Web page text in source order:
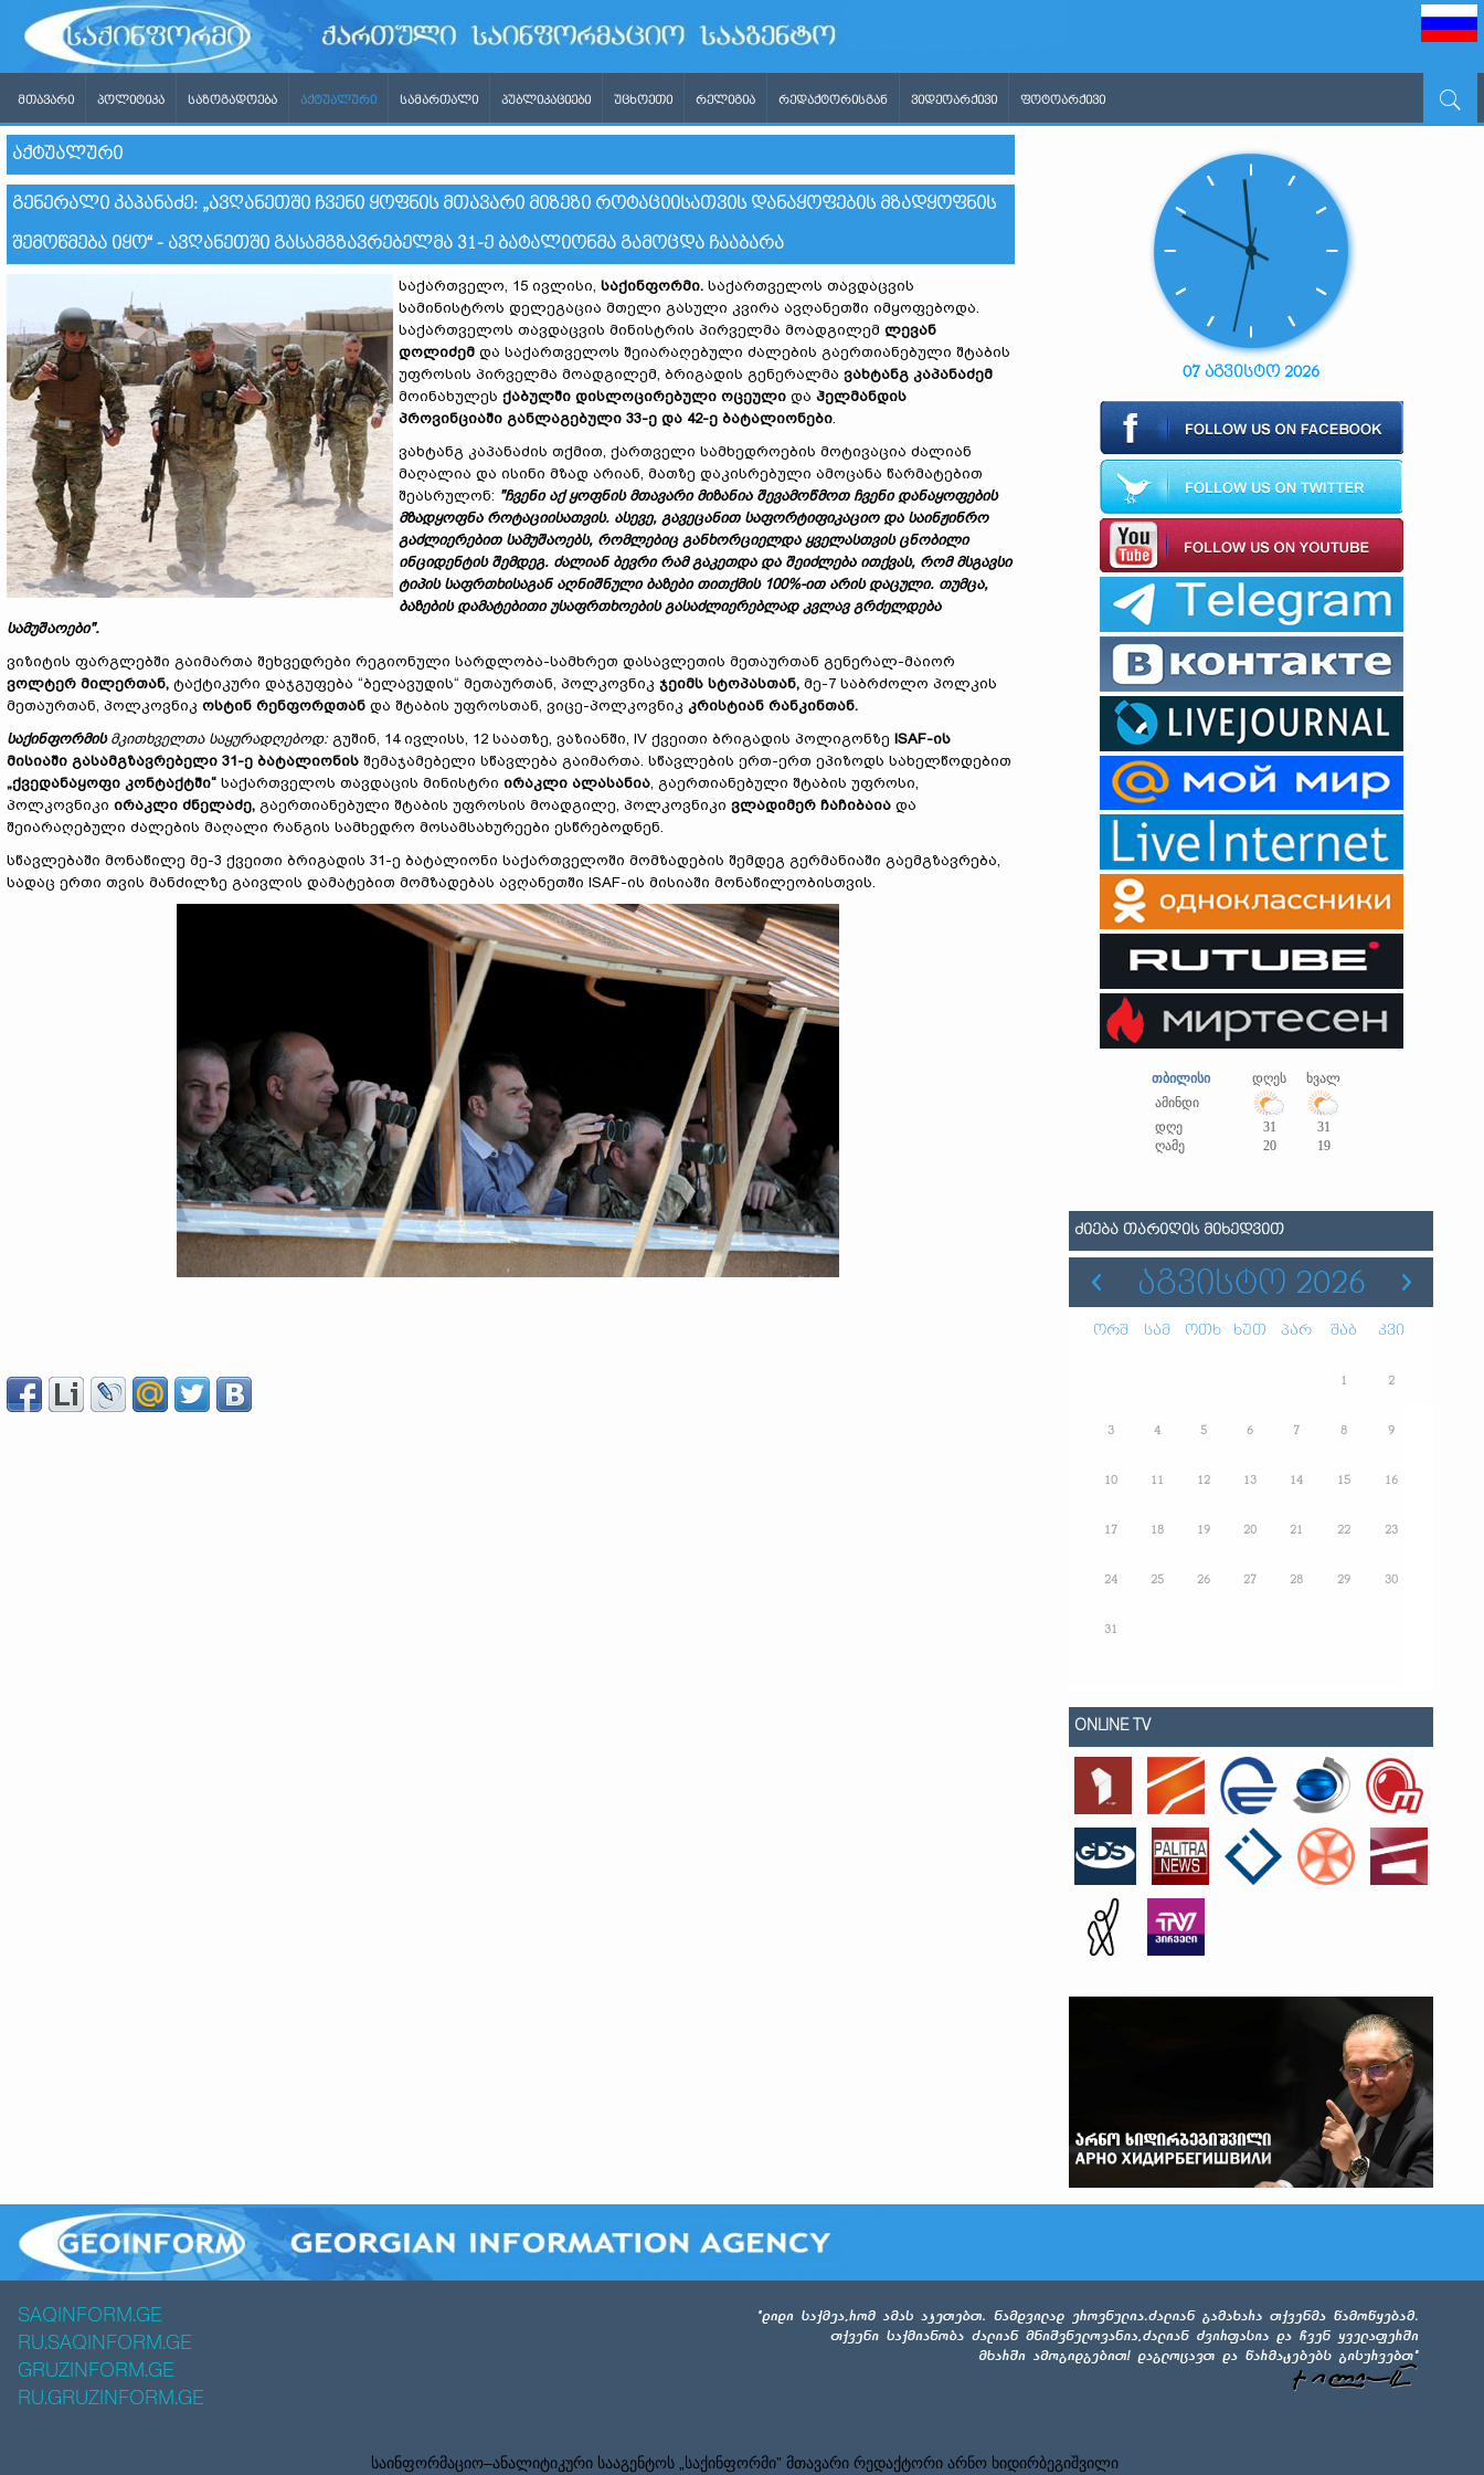
ᲛᲗᲐᲕᲐᲠᲘ ᲞᲝᲚᲘᲢᲘᲙᲐ ᲡᲐᲖᲝᲒᲐᲓᲝᲔᲑᲐ ᲐᲥᲢᲣᲐᲚᲣᲠᲘ ᲡᲐᲛᲐᲠᲗᲐᲚᲘ ᲞᲣᲑᲚᲘᲙᲐᲪᲘᲔᲑᲘ ᲣᲪᲮᲝᲔᲗᲘ ᲠᲔᲚᲘᲒᲘᲐ ᲠᲔᲓᲐᲥᲢᲝᲠᲘᲡᲒᲐᲜ ᲕᲘᲓᲔᲝᲐᲠᲥᲘᲕᲘ ᲤᲝᲢᲝᲐᲠᲥᲘᲕᲘ
ᲐᲥᲢᲣᲐᲚᲣᲠᲘ
ᲒᲔᲜᲔᲠᲐᲚᲘ ᲙᲐᲞᲐᲜᲐᲫᲔ: „ᲐᲕᲦᲐᲜᲔᲗᲨᲘ ᲩᲕᲔᲜᲘ ᲧᲝᲤᲜᲘᲡ ᲛᲗᲐᲕᲐᲠᲘ ᲛᲘᲖᲔᲖᲘ ᲠᲝᲢᲐᲪᲘᲘᲡᲐᲗᲕᲘᲡ ᲓᲐᲜᲐᲧᲝᲤᲔᲑᲘᲡ ᲛᲖᲐᲓᲧᲝᲤᲜᲘᲡ
ᲨᲔᲛᲝᲬᲛᲔᲑᲐ ᲘᲧᲝ“ - ᲐᲕᲦᲐᲜᲔᲗᲨᲘ ᲒᲐᲡᲐᲛᲒᲖᲐᲕᲠᲔᲑᲔᲚᲛᲐ 31-Ე ᲑᲐᲢᲐᲚᲘᲝᲜᲛᲐ ᲒᲐᲛᲝᲪᲓᲐ ᲩᲐᲐᲑᲐᲠᲐ
საქართველო, 15 ივლისი, საქინფორმი. საქართველოს თავდაცვის
სამინისტროს დელეგაცია მთელი გასული კვირა ავღანეთში იმყოფებოდა.
საქართველოს თავდაცვის მინისტრის პირველმა მოადგილემ ლევან
დოლიძემ და საქართველოს შეიარაღებული ძალების გაერთიანებული შტაბის
უფროსის პირველმა მოადგილემ, ბრიგადის გენერალმა ვახტანგ კაპანაძემ
მოინახულეს ქაბულში დისლოცირებული ოცეული და ჰელმანდის
პროვინციაში განლაგებული 33-ე და 42-ე ბატალიონები.
ვახტანგ კაპანაძის თქმით, ქართველი სამხედროების მოტივაცია ძალიან
მაღალია და ისინი მზად არიან, მათზე დაკისრებული ამოცანა წარმატებით
შეასრულონ: "ჩვენი აქ ყოფნის მთავარი მიზანია შევამოწმოთ ჩვენი დანაყოფების
მზადყოფნა როტაციისათვის. ასევე, გავეცანით საფორტიფიკაციო და საინჟინრო
გაძლიერებით სამუშაოებს, რომლებიც განხორციელდა ყველასთვის ცნობილი
ინციდენტის შემდეგ. ძალიან ბევრი რამ გაკეთდა და შეიძლება ითქვას, რომ მსგავსი
ტიპის საფრთხისაგან აღნიშნული ბაზები თითქმის 100%-ით არის დაცული. თუმცა,
ბაზების დამატებითი უსაფრთხოების გასაძლიერებლად კვლავ გრძელდება
სამუშაოები".
ვიზიტის ფარგლებში გაიმართა შეხვედრები რეგიონული სარდლობა-სამხრეთ დასავლეთის მეთაურთან გენერალ-მაიორ
ვოლტერ მილერთან, ტაქტიკური დაჯგუფება “ბელავუდის“ მეთაურთან, პოლკოვნიკ ჯეიმს სტოპასთან, მე-7 საბრძოლო პოლკის
მეთაურთან, პოლკოვნიკ ოსტინ რენფორდთან და შტაბის უფროსთან, ვიცე-პოლკოვნიკ კრისტიან რანკინთან.
საქინფორმის მკითხველთა საყურადღებოდ:გუშინ, 14 ივლისს, 12 საათზე, ვაზიანში, IV ქვეითი ბრიგადის პოლიგონზე ISAF-ის
მისიაში გასამგზავრებელი 31-ე ბატალიონის შემაჯამებელი სწავლება გაიმართა. სწავლების ერთ-ერთ ეპიზოდს სახელწოდებით
„ქვედანაყოფი კონტაქტში“ საქართველოს თავდაცის მინისტრი ირაკლი ალასანია, გაერთიანებული შტაბის უფროსი,
პოლკოვნიკი ირაკლი ძნელაძე, გაერთიანებული შტაბის უფროსის მოადგილე, პოლკოვნიკი ვლადიმერ ჩაჩიბაია და
შეიარაღებული ძალების მაღალი რანგის სამხედრო მოსამსახურეები ესწრებოდნენ.
სწავლებაში მონაწილე მე-3 ქვეითი ბრიგადის 31-ე ბატალიონი საქართველოში მომზადების შემდეგ გერმანიაში გაემგზავრება,
სადაც ერთი თვის მანძილზე გაივლის დამატებით მომზადებას ავღანეთში ISAF-ის მისიაში მონაწილეობისთვის.
07 აგვისტო 2026
თბილისი დღეს
ხვალ
ამინდი
დღე
31
31
ღამე
20 19
ᲫᲘᲔᲑᲐ ᲗᲐᲠᲘᲦᲘᲡ ᲛᲘᲮᲔᲓᲕᲘᲗ
ᲐᲒᲕᲘᲡᲢᲝ 2026
ორშ სამ ოთხ ხუთ პარ შაბ კვი
1 2
3 4 5 6 7 8 9
10 11 12 13 14 15 16
17 18 19 20 21 22 23
24 25 26 27 28 29 30
31
ONLINE TV
SAQINFORM.GE
RU.SAQINFORM.GE
GRUZINFORM.GE
RU.GRUZINFORM.GE
საინფორმაციო–ანალიტიკური სააგენტოს „საქინფორმი” მთავარი რედაქტორი არნო ხიდირბეგიშვილი